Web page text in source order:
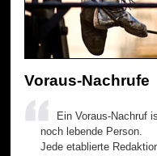
Voraus-Nachrufe
Ein Voraus-Nachruf
noch lebende Person.
Jede etablierte